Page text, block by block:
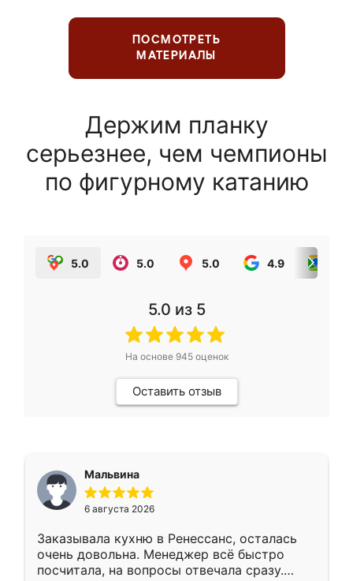
ПОСМОТРЕТЬ
МАТЕРИАЛЫ
Держим планку
серьезнее, чем чемпионы
по фигурному катанию
5.0 5.0 5.0 4.9
5.0 из 5
На основе 945оценок
Оставить отзыв
Мальвина
6 августа 2026
Заказывала кухню в Ренессанс, осталась
очень довольна. Менеджер всё быстро
посчитала, на вопросы отвечала сразу.